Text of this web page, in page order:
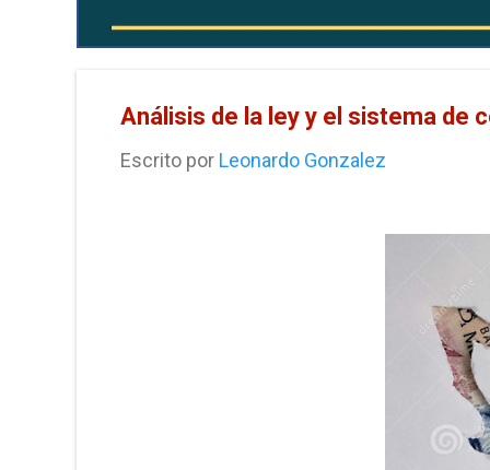
Análisis de la ley y el sistema de
Escrito por Leonardo Gonzalez